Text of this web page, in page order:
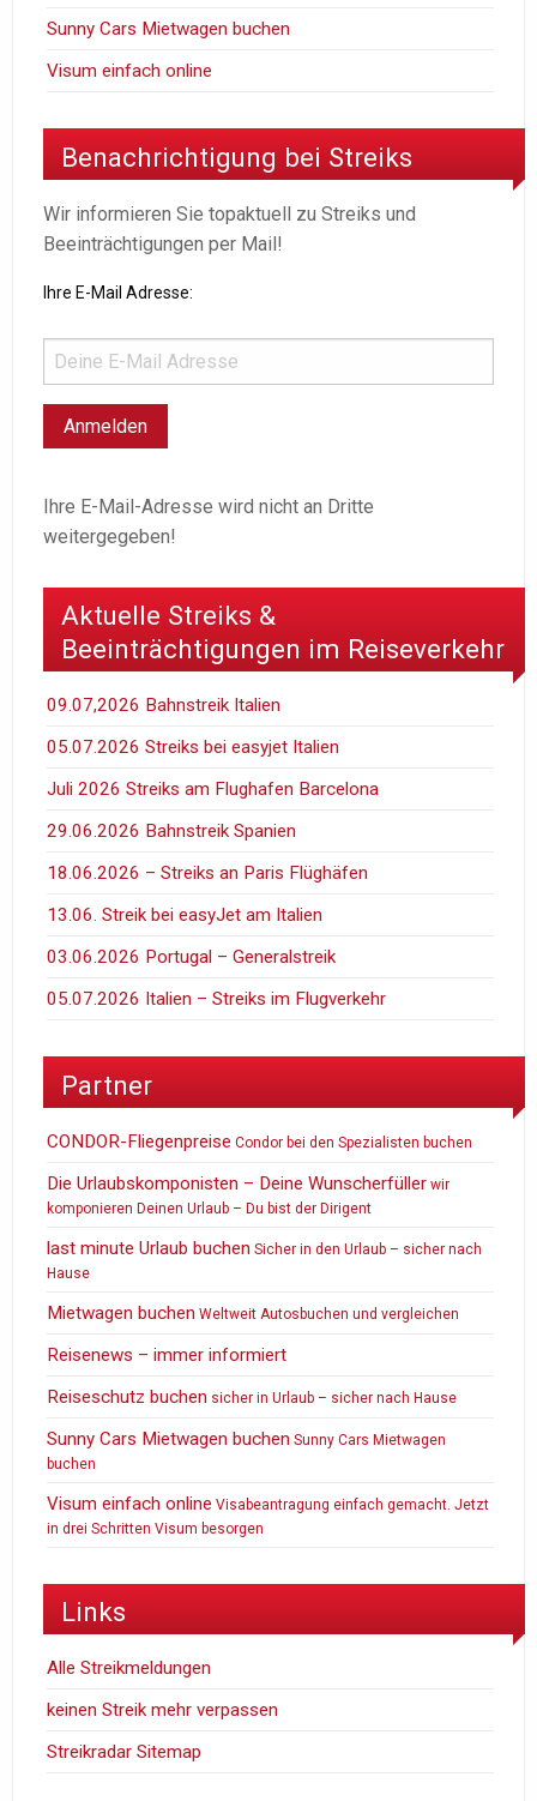
Sunny Cars Mietwagen buchen
Visum einfach online
Benachrichtigung bei Streiks
Wir informieren Sie topaktuell zu Streiks und
Beeinträchtigungen per Mail!
Ihre E-Mail Adresse:
Ihre E-Mail-Adresse wird nicht an Dritte
weitergegeben!
Aktuelle Streiks &
Beeinträchtigungen im Reiseverkehr
09.07,2026 Bahnstreik Italien
05.07.2026 Streiks bei easyjet Italien
Juli 2026 Streiks am Flughafen Barcelona
29.06.2026 Bahnstreik Spanien
18.06.2026 – Streiks an Paris Flüghäfen
13.06. Streik bei easyJet am Italien
03.06.2026 Portugal – Generalstreik
05.07.2026 Italien – Streiks im Flugverkehr
Partner
CONDOR-Fliegenpreise Condor bei den Spezialisten buchen
Die Urlaubskomponisten – Deine Wunscherfüller wir
komponieren Deinen Urlaub – Du bist der Dirigent
last minute Urlaub buchen Sicher in den Urlaub – sicher nach
Hause
Mietwagen buchen Weltweit Autosbuchen und vergleichen
Reisenews – immer informiert
Reiseschutz buchen sicher in Urlaub – sicher nach Hause
Sunny Cars Mietwagen buchen Sunny Cars Mietwagen
buchen
Visum einfach online Visabeantragung einfach gemacht. Jetzt
in drei Schritten Visum besorgen
Links
Alle Streikmeldungen
keinen Streik mehr verpassen
Streikradar Sitemap